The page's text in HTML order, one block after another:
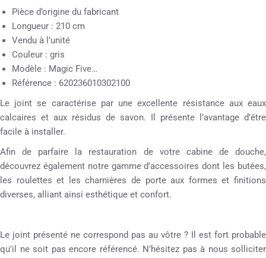
Pièce d’origine du fabricant
Longueur : 210 cm
Vendu à l’unité
Couleur : gris
Modèle : Magic Five…
Référence : 620236010302100
Le joint se caractérise par une excellente résistance aux eaux
calcaires et aux résidus de savon. Il présente l’avantage d’être
facile à installer.
Afin de parfaire la restauration de votre cabine de douche,
découvrez également notre gamme d’accessoires dont les butées,
les roulettes et les charnières de porte aux formes et finitions
diverses, alliant ainsi esthétique et confort.
Le joint présenté ne correspond pas au vôtre ? Il est fort probable
qu’il ne soit pas encore référencé. N’hésitez pas à nous solliciter